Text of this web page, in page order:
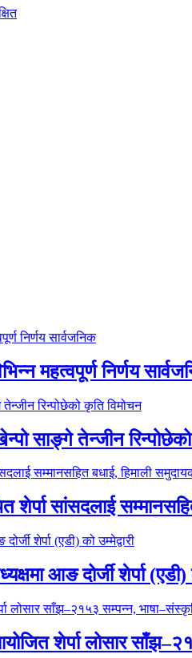
महत्वपूर्ण निर्णय
साङ्गे तेन्जीन
शेर्पा सांसदलाई
आङ दोर्जी शेर्पा (एडी)
आयोजित शेर्पा लोसार